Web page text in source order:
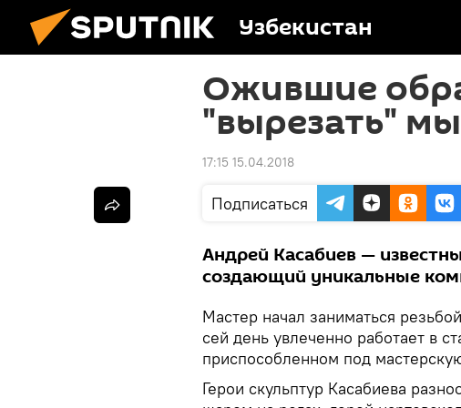
Узбекистан
Ожившие
"вырезать"
17:15 15.04.2018
Подписаться
Андрей Касабиев —
создающий уникальные
Мастер начал заниматься
сей день увлеченно работает в
приспособленном под
Герои скульптур Касабиева